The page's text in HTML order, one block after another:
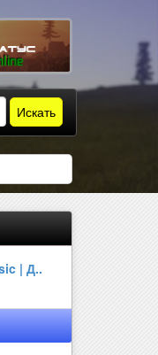
Искать
| Д..